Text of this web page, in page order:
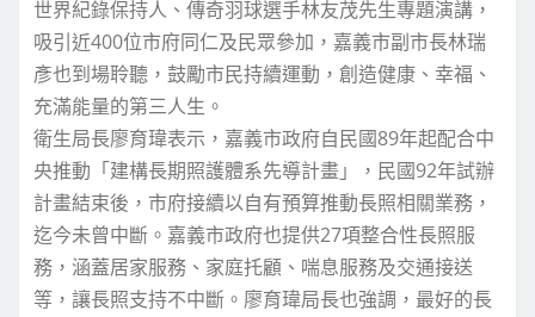
世界紀錄保持人、傳奇羽球選手林友茂先生專題演講，
吸引近400位市府同仁及民眾參加，嘉義市副市長林瑞
彥也到場聆聽，鼓勵市民持續運動，創造健康、幸福、
充滿能量的第三人生。
衛生局長廖育瑋表示，嘉義市政府自民國89年起配合中
央推動「建構長期照護體系先導計畫」，民國92年試辦
計畫結束後，市府接續以自有預算推動長照相關業務，
迄今未曾中斷。嘉義市政府也提供27項整合性長照服
務，涵蓋居家服務、家庭托顧、喘息服務及交通接送
等，讓長照支持不中斷。廖育瑋局長也強調，最好的長